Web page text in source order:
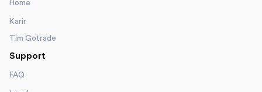
Home
Karir
Tim Gotrade
Support
FAQ